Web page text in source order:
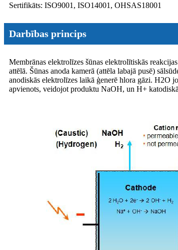
Sertifikāts: ISO9001, ISO14001, OHSAS18001
Darbības princips
Membrānas elektrolīzes šūnas elektrolītiskās
attēlā. Šūnas anoda kamerā (attēla labajā pusē)
anodiskās elektrolīzes laikā ģenerē hlora gāzi. H2O
apvienots, veidojot produktu NaOH, un H+